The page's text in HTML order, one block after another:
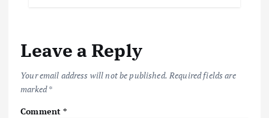
Leave a Reply
Your email address will not be published. Required fields are
marked*
Comment*